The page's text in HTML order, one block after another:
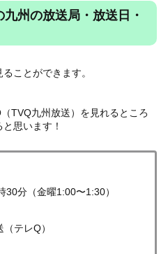
州の放送局・放送日・
ことができます。
TVQ九州放送）を見れるところ
思います！
分（金曜1:00〜1:30）
テレQ）